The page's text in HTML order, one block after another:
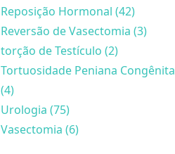
Reposição Hormonal (42)
Reversão de Vasectomia (3)
torção de Testículo (2)
Tortuosidade Peniana Congênita
(4)
Urologia (75)
Vasectomia (6)